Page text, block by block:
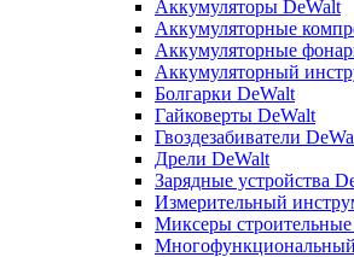
Аккумуляторы DeWalt
Аккумуляторные
Аккумуляторные
Аккумуляторный
Болгарки DeWalt
Гайковерты DeWalt
Гвоздезабиватели
Дрели DeWalt
Зарядные устройства
Измерительный
Миксеры